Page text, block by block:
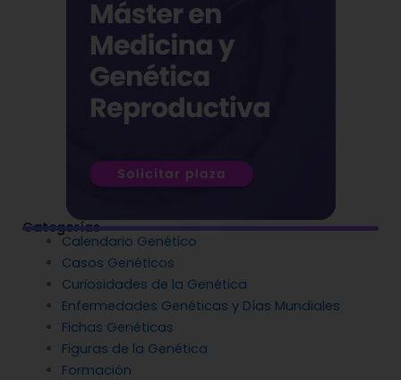
Categorías
Calendario Genético
Casos Genéticos
Curiosidades de la Genética
Enfermedades Genéticas y Días Mundiales
Fichas Genéticas
Figuras de la Genética
Formación